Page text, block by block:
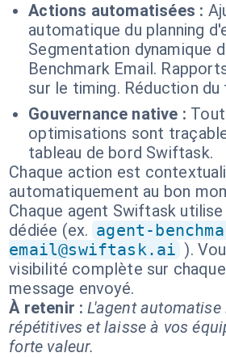
Actions automatisées :
automatique du planning
Segmentation dynamique
Benchmark Email.
sur le timing. Réduction du
Gouvernance native :
optimisations sont
tableau de bord Swiftask.
Chaque action est
automatiquement au bon
Chaque agent Swiftask
dédiée (ex. agent-
email@swiftask.ai ).
visibilité complète sur
message envoyé.
À retenir : L'agent
répétitives et laisse à vos
forte valeur.